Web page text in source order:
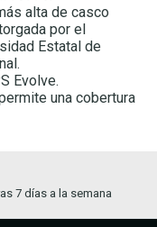
alta de casco
por el
Estatal de
Evolve.
una cobertura
7 días a la semana